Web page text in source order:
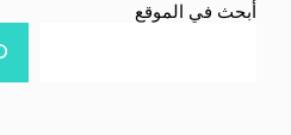
أبحث في الموقع